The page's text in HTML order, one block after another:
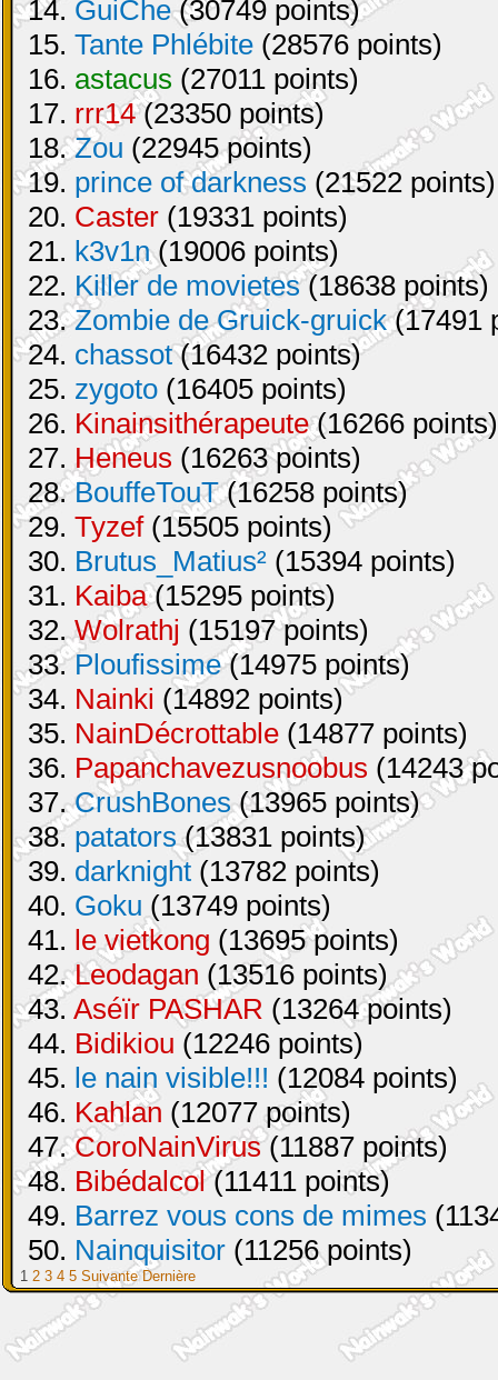
14. GuiChe(30749 points)
15. Tante Phlébite (28576 points)
16. astacus (27011 points)
17. rrr14(23350 points)
18.Zou (22945 points)
19. prince of darkness (21522 points)
20. Caster (19331 points)
21. k3v1n(19006 points)
22. Killer de movietes(18638 points)
23.Zombie de Gruick-gruick(17491
24. chassot(16432 points)
25. zygoto (16405 points)
26. Kinainsithérapeute(16266 points)
27. Heneus (16263 points)
28.BouffeTouT(16258 points)
29. Tyzef(15505 points)
30. Brutus_Matius² (15394 points)
31. Kaiba(15295 points)
32.Wolrathj (15197 points)
33.Ploufissime(14975 points)
34. Nainki (14892 points)
35. NainDécrottable (14877 points)
36. Papanchavezusnoobus (14243
37.CrushBones(13965 points)
38.patators(13831 points)
39. darknight (13782 points)
40. Goku (13749 points)
41. le vietkong (13695 points)
42.Leodagan (13516 points)
43. Aséïr PASHAR (13264 points)
44. Bidikiou (12246 points)
45. le nain visible!!! (12084 points)
46. Kahlan (12077 points)
47.CoroNainVirus(11887 points)
48. Bibédalcol(11411 points)
49. Barrez vous cons de mimes
50. Nainquisitor (11256 points)
1 2 3 4 5 Suivante Dernière